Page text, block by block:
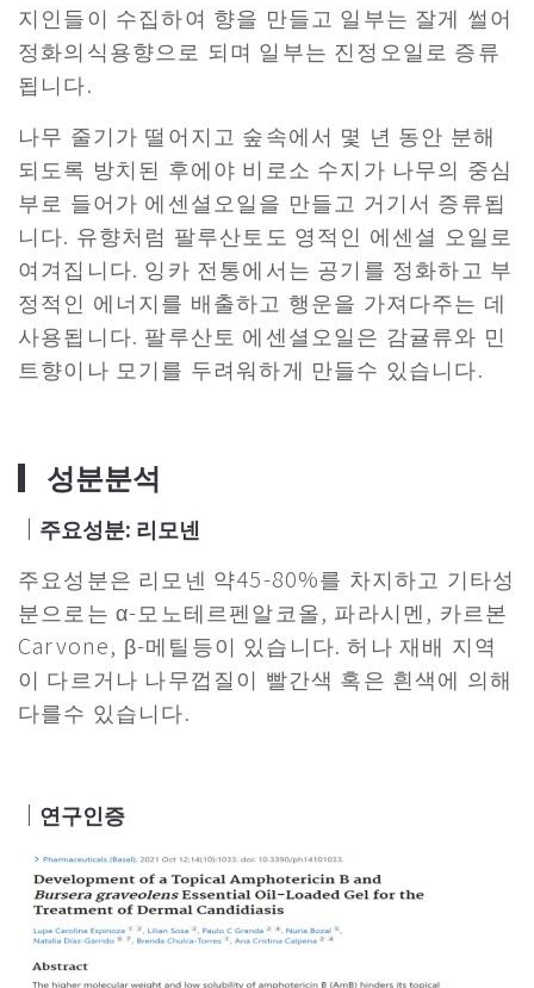
지인들이 수집하여 향을 만들고 일부는 잘게 썰어
정화의식용향으로 되며 일부는 진정오일로 증류
됩니다.
나무 줄기가 떨어지고 숲속에서 몇 년 동안 분해
되도록 방치된 후에야 비로소 수지가 나무의 중심
부로 들어가 에센셜오일을 만들고 거기서 증류됩
니다. 유향처럼 팔루산토도 영적인 에센셜 오일로
여겨집니다. 잉카 전통에서는 공기를 정화하고 부
정적인 에너지를 배출하고 행운을 가져다주는 데
사용됩니다. 팔루산토 에센셜오일은 감귤류와 민
트향이나 모기를 두려워하게 만들수 있습니다.
▎성분분석
｜주요성분: 리모넨
주요성분은 리모넨 약45-80%를 차지하고 기타성
분으로는 α-모노테르펜알코올, 파라시멘, 카르본
Carvone, β-메틸등이 있습니다. 허나 재배 지역
이 다르거나 나무껍질이 빨간색 혹은 흰색에 의해
다를수 있습니다.
｜연구인증